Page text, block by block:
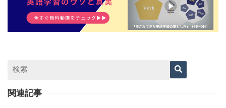
関連記事